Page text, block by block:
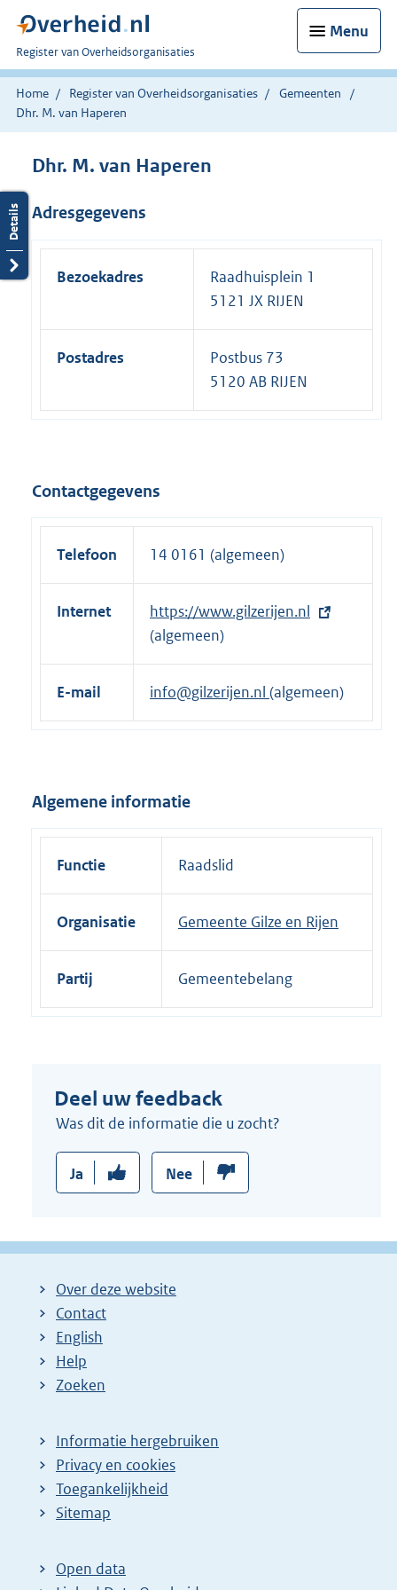
Menu
U
bent
nu
hier:
Register van Overheidsorganisaties
Home Register van Overheidsorganisaties
Gemeenten
Dhr. M. van Haperen
Dhr. M. van Haperen
Adresgegevens
Bezoekadres
Raadhuisplein 1
5121 JX RIJEN
Postadres
Postbus 73
5120 AB RIJEN
Contactgegevens
Telefoon 14 0161 (algemeen)
Internet
E
x
t
e
n
i
n
https://www.gilzerijen.nl
(algemeen)
E-mail info@gilzerijen.nl (algemeen)
Algemene informatie
Functie Raadslid
Organisatie Gemeente Gilze en Rijen
Partij Gemeentebelang
Deel uw feedback
Was dit de informatie die u zocht?
Ja Nee
Over deze website
Contact
English
Help
Zoeken
Informatie hergebruiken
Privacy en cookies
Toegankelijkheid
Sitemap
Open data